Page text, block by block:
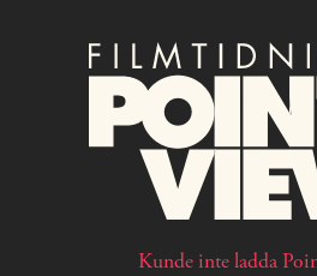
Kunde inte ladda